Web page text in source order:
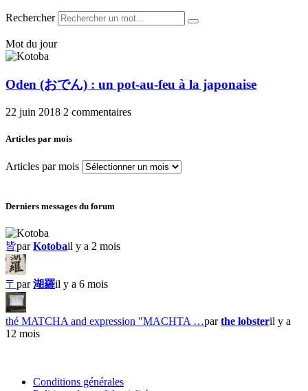
Rechercher
Mot du jour
Oden (おでん) : un pot-au-feu à la japonaise
22 juin 2018 2 commentaires
Articles par mois
Articles par mois
Derniers messages du forum
皆parKotobail y a 2 mois
〒 par湖羅il y a 6 mois
thé MATCHA and expression "MACHTA …parthe lobsteril y a
12 mois
Conditions générales